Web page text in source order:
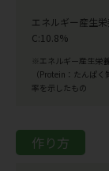
エネルギー産生
C:10.8%
※エネルギー産生栄
（Protein：たんぱ
率を示したもの
作り方